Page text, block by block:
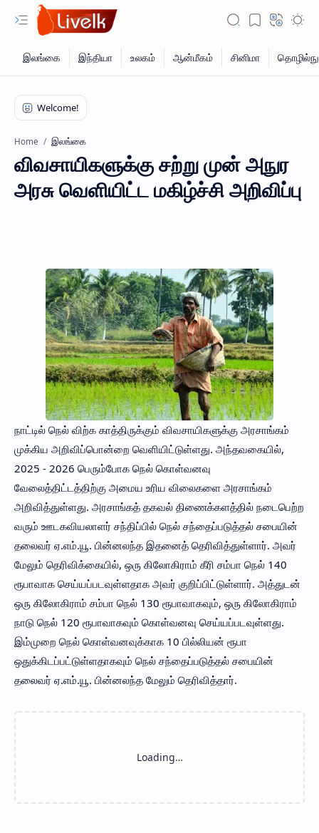
Home இலங்கை
விவசாயிகளுக்கு சற்று முன் அநுர
அரசு வெளியிட்ட மகிழ்ச்சி அறிவிப்பு
நாட்டில் நெல் விற்க காத்திருக்கும் விவசாயிகளுக்கு அரசாங்கம்
முக்கிய அறிவிப்பொன்றை வெளியிட்டுள்ளது. அந்தவகையில்,
2025 - 2026 பெரும்போக நெல் கொள்வனவு
வேலைத்திட்டத்திற்கு அமைய உரிய விலைகளை அரசாங்கம்
அறிவித்துள்ளது. அரசாங்கத் தகவல் திணைக்களத்தில் நடைபெற்ற
வரும் ஊடகவியலாளர் சந்திப்பில் நெல் சந்தைப்படுத்தல் சபையின்
தலைவர் ஏ.எம்.யூ. பின்னலந்த இதனைத் தெரிவித்துள்ளார். அவர்
மேலும் தெரிவிக்கையில், ஒரு கிலோகிராம் கீரி சம்பா நெல் 140
ரூபாவாக செய்யப்படவுள்ளதாக அவர் குறிப்பிட்டுள்ளார். அத்துடன்
ஒரு கிலோகிராம் சம்பா நெல் 130 ரூபாவாகவும், ஒரு கிலோகிராம்
நாடு நெல் 120 ரூபாவாகவும் கொள்வனவு செய்யப்படவுள்ளது.
இம்முறை நெல் கொள்வனவுக்காக 10 பில்லியன் ரூபா
ஒதுக்கிடப்பட்டுள்ளதாகவும் நெல் சந்தைப்படுத்தல் சபையின்
தலைவர் ஏ.எம்.யூ. பின்னலந்த மேலும் தெரிவித்தார்.